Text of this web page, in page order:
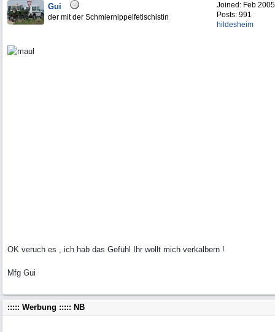
Joined: Feb 2005
Posts: 991
hildesheim
Gui
der mit der Schmiernippelfetischistin
OK veruch es , ich hab das Gefühl Ihr wollt mich verkalbern !
Mfg Gui
::::: Werbung ::::: NB